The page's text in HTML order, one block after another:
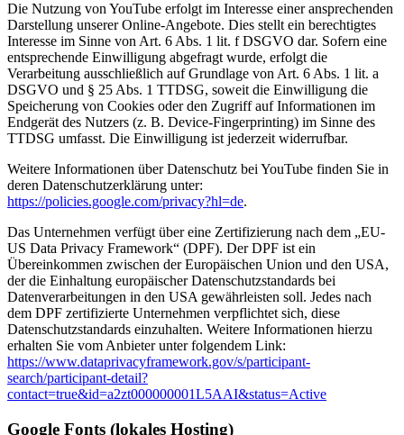
Die Nutzung von YouTube erfolgt im Interesse einer ansprechenden
Darstellung unserer Online-Angebote. Dies stellt ein berechtigtes
Interesse im Sinne von Art. 6 Abs. 1 lit. f DSGVO dar. Sofern eine
entsprechende Einwilligung abgefragt wurde, erfolgt die
Verarbeitung ausschließlich auf Grundlage von Art. 6 Abs. 1 lit. a
DSGVO und § 25 Abs. 1 TTDSG, soweit die Einwilligung die
Speicherung von Cookies oder den Zugriff auf Informationen im
Endgerät des Nutzers (z. B. Device-Fingerprinting) im Sinne des
TTDSG umfasst. Die Einwilligung ist jederzeit widerrufbar.
Weitere Informationen über Datenschutz bei YouTube finden Sie in
deren Datenschutzerklärung unter:
https://policies.google.com/privacy?hl=de.
Das Unternehmen verfügt über eine Zertifizierung nach dem „EU-
US Data Privacy Framework“ (DPF). Der DPF ist ein
Übereinkommen zwischen der Europäischen Union und den USA,
der die Einhaltung europäischer Datenschutzstandards bei
Datenverarbeitungen in den USA gewährleisten soll. Jedes nach
dem DPF zertifizierte Unternehmen verpflichtet sich, diese
Datenschutzstandards einzuhalten. Weitere Informationen hierzu
erhalten Sie vom Anbieter unter folgendem Link:
https://www.dataprivacyframework.gov/s/participant-
search/participant-detail?
contact=true&id=a2zt000000001L5AAI&status=Active
Google Fonts (lokales Hosting)